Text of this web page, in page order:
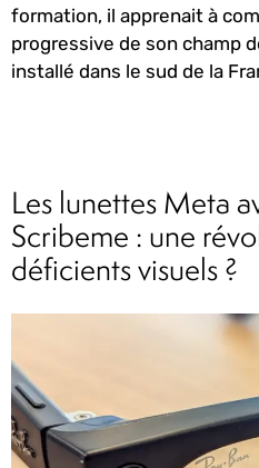
formation, il apprenait à
progressive de son champ
installé dans le sud de la
Les lunettes Meta
Scribeme : une
déficients visuels ?